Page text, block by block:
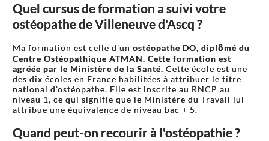
Quel cursus de formation a suivi votre
ostéopathe de Villeneuve d'Ascq ?
Ma formation est celle d'un ostéopathe DO, diplômé du
Centre Ostéopathique ATMAN. Cette formation est
agréée par le Ministère de la Santé. Cette école est une
des dix écoles en France habilitées à attribuer le titre
national d'ostéopathe. Elle est inscrite au RNCP au
niveau 1, ce qui signifie que le Ministère du Travail lui
attribue une équivalence de niveau bac + 5.
Quand peut-on recourir à l'ostéopathie ?